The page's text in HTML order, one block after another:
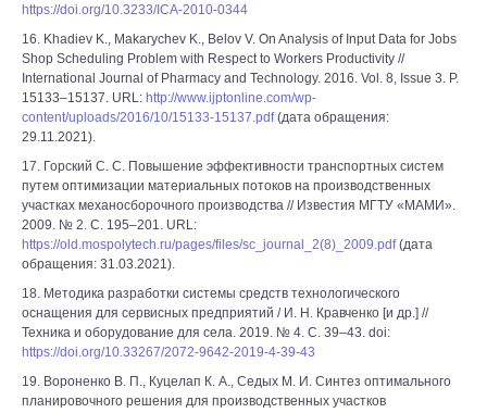
https://doi.org/10.3233/ICA-2010-0344
16. Khadiev K., Makarychev K., Belov V. On Analysis of Input Data for Jobs
Shop Scheduling Problem with Respect to Workers Productivity //
International Journal of Pharmacy and Technology. 2016. Vol. 8, Issue 3. P.
15133–15137. URL: http://www.ijptonline.com/wp-
content/uploads/2016/10/15133-15137.pdf(дата обращения:
29.11.2021).
17. Горский С. С. Повышение эффективности транспортных систем
путем оптимизации материальных потоков на производственных
участках механосборочного производства // Известия МГТУ «МАМИ».
2009. № 2. С. 195–201. URL:
https://old.mospolytech.ru/pages/files/sc_journal_2(8)_2009.pdf(дата
обращения: 31.03.2021).
18. Методика разработки системы средств технологического
оснащения для сервисных предприятий / И. Н. Кравченко [и др.] //
Техника и оборудование для села. 2019. № 4. С. 39–43. doi:
https://doi.org/10.33267/2072-9642-2019-4-39-43
19. Вороненко В. П., Куцелап К. А., Седых М. И. Синтез оптимального
планировочного решения для производственных участков